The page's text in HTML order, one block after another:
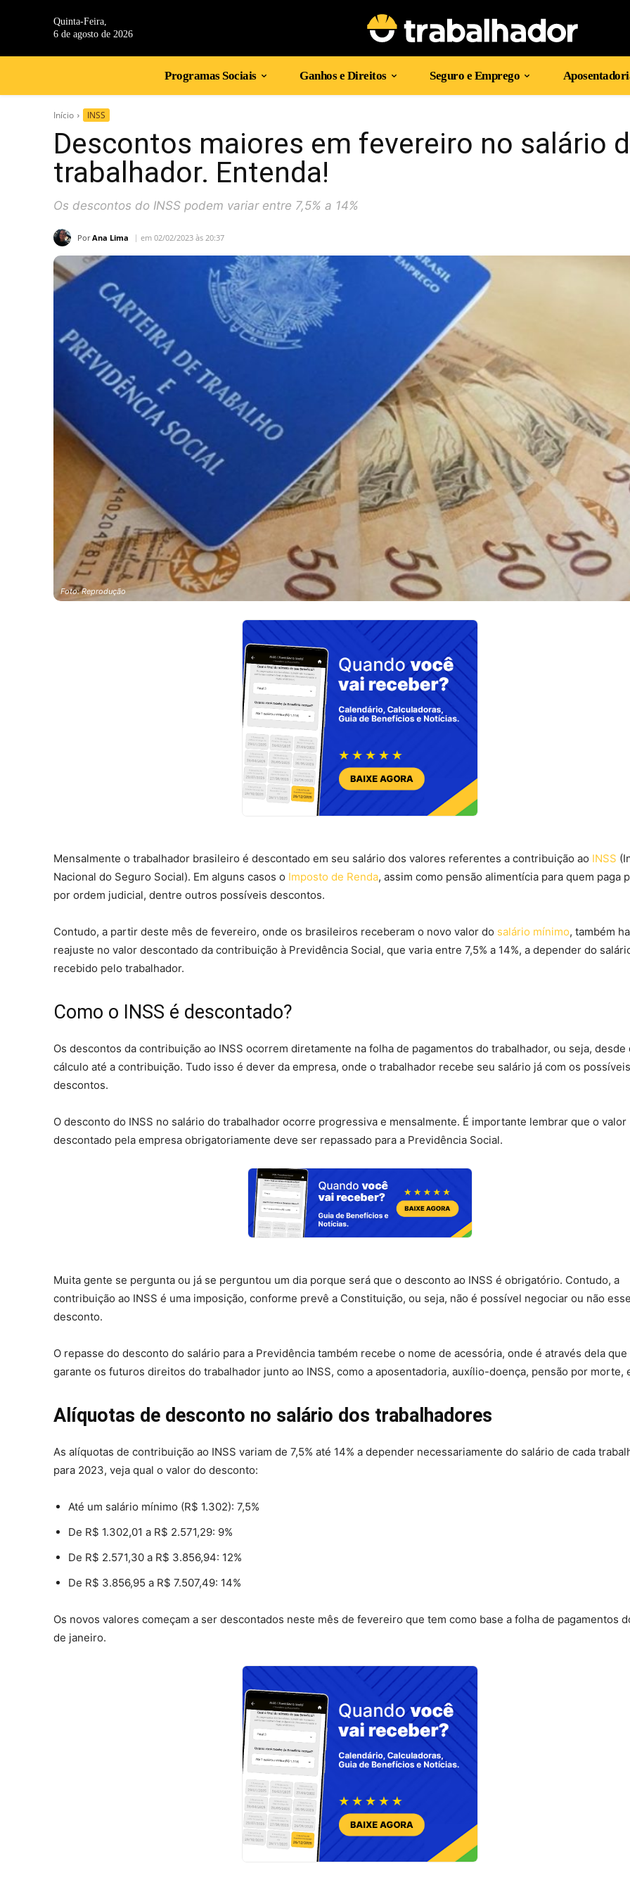
Quinta-Feira,
6 de agosto de 2026
Programas Sociais Ganhos e Direitos Seguro e Emprego
Início INSS
Descontos maiores em fevereiro no salário
trabalhador. Entenda!
Os descontos do INSS podem variar entre 7,5% a 14%
Por Ana Lima em 02/02/2023 às 20:37
Foto: Reprodução
Mensalmente o trabalhador brasileiro é descontado em seu salário dos valores referentes a contribuição ao INSS
Nacional do Seguro Social). Em alguns casos o Imposto de Renda, assim como pensão alimentícia para quem paga
por ordem judicial, dentre outros possíveis descontos.
Contudo, a partir deste mês de fevereiro, onde os brasileiros receberam o novo valor do salário mínimo, também
reajuste no valor descontado da contribuição à Previdência Social, que varia entre 7,5% a 14%, a depender do
recebido pelo trabalhador.
Como o INSS é descontado?
Os descontos da contribuição ao INSS ocorrem diretamente na folha de pagamentos do trabalhador, ou seja, desde
cálculo até a contribuição. Tudo isso é dever da empresa, onde o trabalhador recebe seu salário já com os possíveis
descontos.
O desconto do INSS no salário do trabalhador ocorre progressiva e mensalmente. É importante lembrar que o valor
descontado pela empresa obrigatoriamente deve ser repassado para a Previdência Social.
Muita gente se pergunta ou já se perguntou um dia porque será que o desconto ao INSS é obrigatório. Contudo, a
contribuição ao INSS é uma imposição, conforme prevê a Constituição, ou seja, não é possível negociar ou não esse
desconto.
O repasse do desconto do salário para a Previdência também recebe o nome de acessória, onde é através dela que
garante os futuros direitos do trabalhador junto ao INSS, como a aposentadoria, auxílio-doença, pensão por morte,
Alíquotas de desconto no salário dos trabalhadores
As alíquotas de contribuição ao INSS variam de 7,5% até 14% a depender necessariamente do salário de cada
para 2023, veja qual o valor do desconto:
Até um salário mínimo (R$ 1.302): 7,5%
De R$ 1.302,01 a R$ 2.571,29: 9%
De R$ 2.571,30 a R$ 3.856,94: 12%
De R$ 3.856,95 a R$ 7.507,49: 14%
Os novos valores começam a ser descontados neste mês de fevereiro que tem como base a folha de pagamentos
de janeiro.